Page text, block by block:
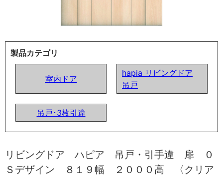
製品カテゴリ
室内ドア
hapia リビングドア
吊戸
吊戸･3枚引違
リビングドア ハピア 吊戸・引手違 扉 ０
Ｓデザイン ８１９幅 ２０００高 〈クリア